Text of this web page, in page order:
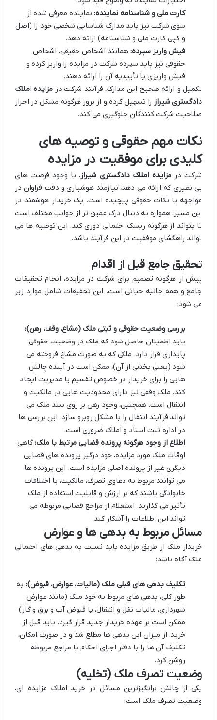
کارت ملی و شناسنامه نماینده: نماینده معرفی شده از
سوی شرکت نیز باید مدارک شناسایی شخصی خود را (اصل
و کپی کارت ملی و شناسنامه) ارائه دهد.
فیش واریز سپرده: همانند اشخاص حقیقی، اشخاص
حقوقی نیز باید سپرده شرکت در مزایده را واریز کرده و
فیش واریزی یا تأییدیه آن را ارائه دهند.
تکمیل و ارائه صحیح این مدارک، فرآیند شرکت در مزایده املاک
دادگستری شیراز را تسهیل کرده و از بروز هرگونه مشکل در احراز
صلاحیت شرکت کنندگان جلوگیری می کند.
نکات مهم حقوقی و توصیه های
کلیدی برای موفقیت در مزایده
شرکت درمزایده املاک دادگستری شیراز، با وجود فرصت های
بی نظیری که ارائه می دهد، نیازمند هوشیاری و دقت فراوان در
مواجهه با نکات حقوقی پیچیده است. یک خریدار هوشمند در
این مسیر، همواره به دنبال درک عمیق تر از جوانب مختلف است
تا بتواند از هرگونه ریسک احتمالی دوری کند. این توصیه ها می
تواند راهگشای موفقیت در این فرآیند باشد.
تحقیق جامع قبل از اقدام
پیش از هرگونه تصمیم برای شرکت در مزایده، انجام تحقیقات
جامع و همه جانبه حیاتی است. این تحقیقات شامل موارد زیر
می شود:
بررسی وضعیت حقوقی و ثبتی ملک (مشاع، وقف، رهن):
باید اطمینان حاصل شود که ملک در وضعیت حقوقی
پایداری قرار دارد. ملکی که به صورت مشاع فروخته می
شود (یعنی بخشی از آن)، ممکن است در آینده چالش
هایی را برای خریدار در خصوص تقسیم یا مدیریت ایجاد
کند. ملک وقفی نیز دارای محدودیت هایی در مالکیت و
انتقال است. همچنین، وجود رهن بر روی سند ملک می
تواند فرآیند انتقال را با مشکل روبرو سازد. این بررسی ها
در اداره ثبت اسناد و املاک ضروری است.
اطلاع از وجود هرگونه پرونده قضایی مرتبط با ملک: گاهی
اوقات ملک مورد مزایده، خود درگیر پرونده های قضایی
دیگری غیر از پرونده اصلی مزایده است. این پرونده ها
می توانند مربوط به دعاوی تصرف، مالکیت، یا اختلافات
خانوادگی باشند که بر ارزش و قابلیت استفاده از ملک
تأثیر می گذارند. استعلام از مراجع قضایی مربوطه می
تواند این اطلاعات را آشکار کند.
مسائل مربوط به بدهی ها و عوارض
خریدار ملک از طریق مزایده باید نسبت به بدهی های احتمالی
ملک آگاه باشد:
تکلیف بدهی های قبلی ملک (مالیات، عوارض، قبوض): به
طور کلی، بدهی های مربوط به خود ملک (مانند عوارض
شهرداری، مالیات نقل و انتقال، یا قبوض آب و برق و گاز)
ممکن است بر عهده خریدار جدید قرار گیرد. باید قبل از
خرید، از میزان این بدهی ها مطلع شد و در صورت امکان،
تکلیف آن ها را با دفتر اجرای احکام یا مراجع مربوطه
روشن کرد.
وضعیت تصرف ملک (تخلیه)
یکی از چالش برانگیزترین مسائل در خرید املاک مزایده ای،
وضعیت تصرف ملک است: